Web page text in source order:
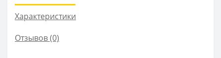
Характеристики
Отзывов (0)